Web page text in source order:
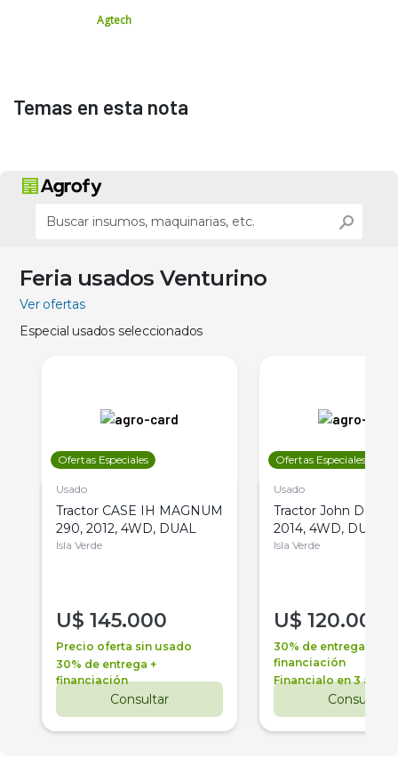
Agtech
Temas en esta nota
Feria usados Venturino
Ver ofertas
Especial usados seleccionados
Ofertas Especiales
Usado
Tractor CASE IH MAGNUM
290, 2012, 4WD, DUAL
Isla Verde
U$ 145.000
Precio oferta sin usado
30% de entrega +
financiación
Consultar
Ofertas Especiales
Usado
Tractor John Deere
2014, 4WD, DUAL
Isla Verde
U$ 120.000
30% de entrega +
financiación
Financialo en 3 años
Consultar